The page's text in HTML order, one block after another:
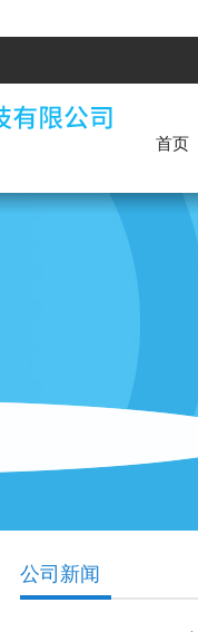
首页
公司新闻